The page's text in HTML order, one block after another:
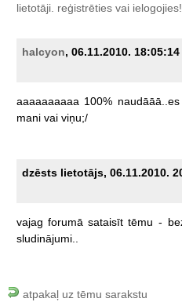
lietotāji. reģistrētiesvai ielogojies!
halcyon, 06.11.2010. 18:05:14
aaaaaaaaaa 100% naudāāā..es
mani vai viņu;/
dzēsts lietotājs, 06.11.2010.
vajag forumā sataisīt tēmu -
sludinājumi..
atpakaļ uz tēmu sarakstu